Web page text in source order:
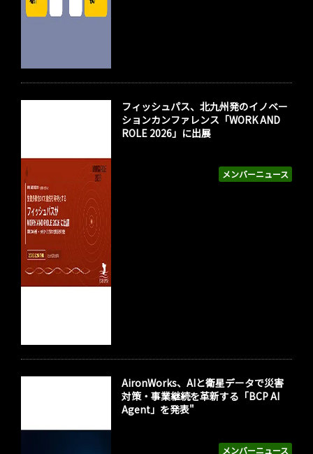
メンバーニュース
フィッシュパス、北九州発のイノベー
ションカンファレンス「WORK AND
ROLE 2026」に出展
メンバーニュース
AironWorks、AIと衛星データで災害
対策・事業継続を革新する「BCP AI
Agent」を発表"